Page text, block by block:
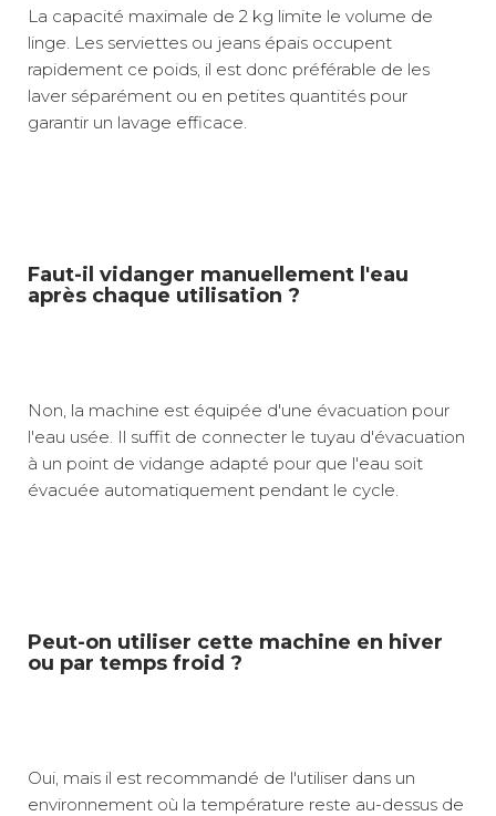
La capacité maximale de 2 kg limite le volume de
linge. Les serviettes ou jeans épais occupent
rapidement ce poids, il est donc préférable de les
laver séparément ou en petites quantités pour
garantir un lavage efficace.
Faut-il vidanger manuellement l'eau
après chaque utilisation ?
Non, la machine est équipée d'une évacuation pour
l'eau usée. Il suffit de connecter le tuyau d'évacuation
à un point de vidange adapté pour que l'eau soit
évacuée automatiquement pendant le cycle.
Peut-on utiliser cette machine en hiver
ou par temps froid ?
Oui, mais il est recommandé de l'utiliser dans un
environnement où la température reste au-dessus de